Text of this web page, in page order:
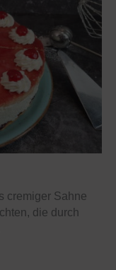
cremiger Sahne
die durch